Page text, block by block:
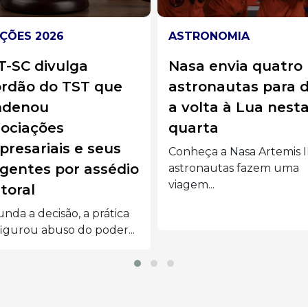
envia quatro
para dar
à Lua nesta
a Nasa Artemis II:
fazem uma
BRASIL
Jovem morre um
após o próprio
casamento em
morte do jovem, que havia
subido ao altar no...